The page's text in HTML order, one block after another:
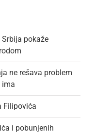
pokaže
ne rešava problem
ima
Filipovića
i pobunjenih